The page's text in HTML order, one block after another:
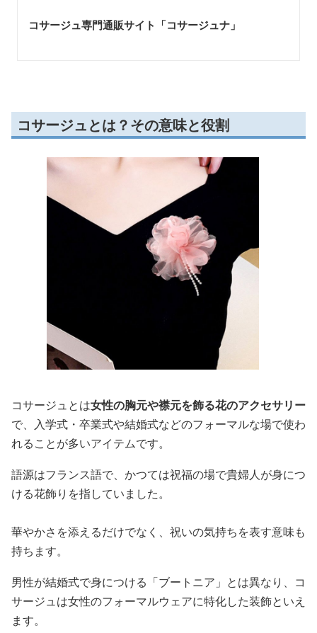
コサージュ専門通販サイト「コサージュナ 」
コサージュとは？その意味と役割
コサージュとは女性の胸元や襟元を飾る花のアクセサリー
で、入学式・卒業式や結婚式などのフォーマルな場で使わ
れることが多いアイテムです。
語源はフランス語で、かつては祝福の場で貴婦人が身につ
ける花飾りを指していました。
華やかさを添えるだけでなく、祝いの気持ちを表す意味も
持ちます。
男性が結婚式で身につける「ブートニア」とは異なり、コ
サージュは女性のフォーマルウェアに特化した装飾といえ
ます。